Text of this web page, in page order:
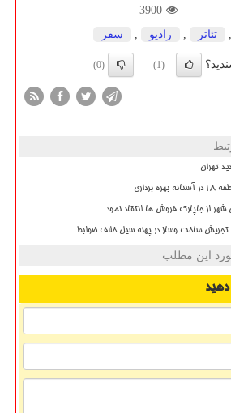
3900
تئاتر رادیو سفر
(1)
(0)
تهران
شهر از جاپارک فروش ها انتقاد نمود
تجریش ساخت وساز در پهنه سیل خلاف ضوابط
این مطلب